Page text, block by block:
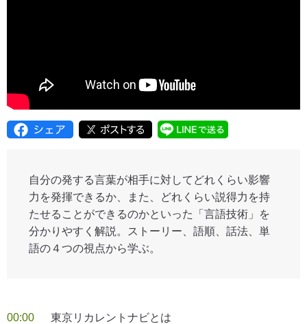
自分の発する言葉が相手に対してどれくらい影響
力を発揮できるか、また、どれくらい説得力を持
たせることができるのかといった「言語技術」を
分かりやすく解説。ストーリー、語順、話法、単
語の４つの視点から学ぶ。
00:00 東京リカレントナビとは